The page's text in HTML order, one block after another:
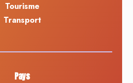
Tourisme
Transport
Pays